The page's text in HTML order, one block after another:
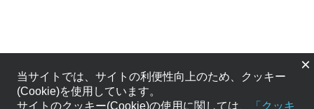
×
当サイトでは、サイトの利便性向上のため、クッキー
(Cookie)を使用しています。
サイトのクッキー(Cookie)の使用に関しては、
「クッキ